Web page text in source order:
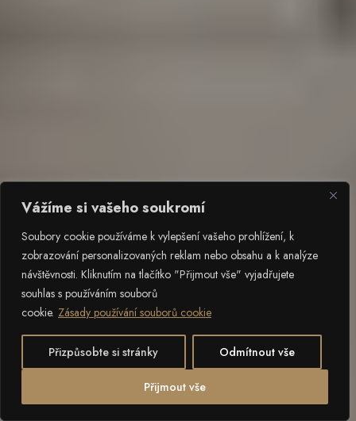
Vážíme si vašeho soukromí
Soubory cookie používáme k vylepšení vašeho prohlížení, k
zobrazování personalizovaných reklam nebo obsahu a k analýze
návštěvnosti. Kliknutím na tlačítko "Přijmout vše" vyjadřujete
souhlas s používáním souborů
cookie. Zásady používání souborů cookie
Přizpůsobte si stránky Odmítnout vše
Přijmout vše
POSUN DOLŮ
Otevřít